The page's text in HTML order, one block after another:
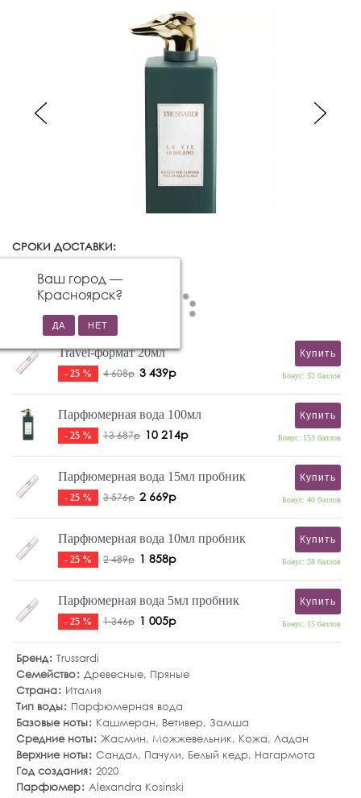
СРОКИ ДОСТАВКИ:
Ваш город —
Красноярск?
Travel-формат 20мл
- 25 % 4 608р 3 439р
Купить
Бонус: 52 баллов
Парфюмерная вода 100мл
- 25 % 13 687р 10 214р
Купить
Бонус: 153 баллов
Парфюмерная вода 15мл пробник
- 25 % 3 576р 2 669р
Купить
Бонус: 40 баллов
Парфюмерная вода 10мл пробник
- 25 % 2 489р 1 858р
Купить
Бонус: 28 баллов
Парфюмерная вода 5мл пробник
- 25 % 1 346р 1 005р
Купить
Бонус: 15 баллов
Бренд Trussardi
Семейство Древесные, Пряные
Страна
Италия
Тип воды
Парфюмерная вода
Базовые ноты
Кашмеран, Ветивер, Замша
Средние ноты Жасмин, Можжевельник, Кожа, Ладан
Верхние ноты Сандал, Пачули, Белый кедр, Нагармота
Год создания 2020
Парфюмер Alexandra Kosinski